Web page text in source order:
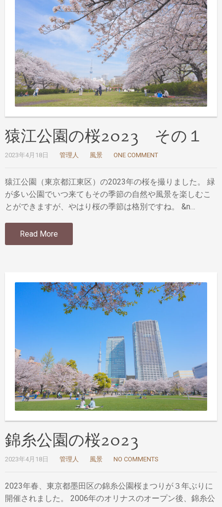
猿江公園の桜2023 その１
2023年4月18日 管理人 風景 ONE COMMENT
猿江公園（東京都江東区）の2023年の桜を撮りました。 緑
が多い公園でいつ来てもその季節の自然や風景を楽しむこ
とができますが、やはり桜の季節は格別ですね。 &n…
Read More
錦糸公園の桜2023
2023年4月18日 管理人 風景 NO COMMENTS
2023年春、東京都墨田区の錦糸公園桜まつりが３年ぶりに
開催されました。 2006年のオリナスのオープン後、錦糸公